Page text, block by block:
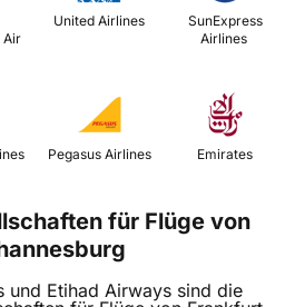
Air
United Airlines
Airlines
Austrian Airlines Emirates
für Flüge von
und Etihad Airways sind die